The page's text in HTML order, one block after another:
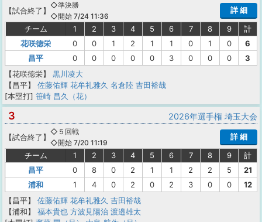
【試合終了 】
◇準決勝
◇開始 7/24 11:36
詳 細
チーム 1 2 3 4 5 6 7 8 9
計
花咲徳栄
0 0 1 2 1 1 0 1 0
6
昌平
0 0 0 0 0 3 0 0 0
3
【花咲徳栄】
黒川凌大
【昌平】
佐藤佑輝 花牟礼雅久 名倉陸 吉田裕哉
[本塁打] 笹崎 昌久（花）
3 2026年選手権 埼玉大会
【試合終了 】
◇５回戦
◇開始 7/20 11:19
詳 細
チーム 1 2 3 4 5 6 7 8 9
計
昌平
0 8 0 2 1 1 2 2 5
21
浦和
1 4 0 2 0 2 3 0 0
12
【昌平】
佐藤佑輝 花牟礼雅久 吉田裕哉
【浦和】
福本貴也 方波見陽治 渡邉雄太